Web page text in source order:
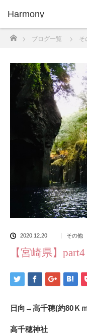
Harmony
ブログ一覧 そ
2020.12.20 その他
【宮崎県】
日向→高千穂(約80Ｋ
高千穂神社